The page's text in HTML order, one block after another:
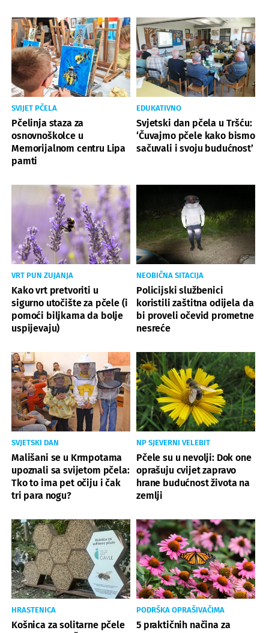
SVIJET PČELA
Pčelinja staza za
osnovnoškolce u
Memorijalnom centru Lipa
pamti
EDUKATIVNO
Svjetski dan pčela u Tršću:
‘Čuvajmo pčele kako bismo
sačuvali i svoju budućnost’
VRT PUN ZUJANJA
Kako vrt pretvoriti u
sigurno utočište za pčele (i
pomoći biljkama da bolje
uspijevaju)
NEOBIČNA SITACIJA
Policijski službenici
koristili zaštitna odijela da
bi proveli očevid prometne
nesreće
SVJETSKI DAN
Mališani se u Krmpotama
upoznali sa svijetom pčela:
Tko to ima pet očiju i čak
tri para nogu?
NP SJEVERNI VELEBIT
Pčele su u nevolji: Dok one
oprašuju cvijet zapravo
hrane budućnost života na
zemlji
HRASTENICA
Košnica za solitarne pčele
PODRŠKA OPRAŠIVAČIMA
5 praktičnih načina za